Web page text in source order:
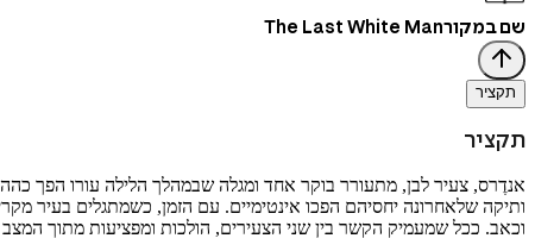
שם במקורThe Last White Man
תקציר
תקציר
אנדֶרס, צעיר לבן, מתעורר בוקר אחד ומגלה שבמהלך הלילה עורו הפך
ותיקה שלאחרונה יחסיהם הפכו אינטימיים. עם הזמן, כשמתגלים בעיר
וכאב. ככל שמעמיק הקשר בין שני הצעירים, הולכות ומפציעות מתוך